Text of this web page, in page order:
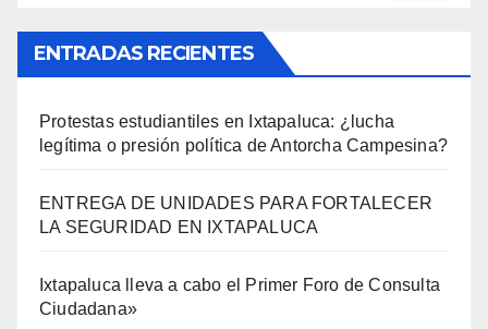
ENTRADAS RECIENTES
Protestas estudiantiles en Ixtapaluca: ¿lucha
legítima o presión política de Antorcha Campesina?
ENTREGA DE UNIDADES PARA FORTALECER
LA SEGURIDAD EN IXTAPALUCA
Ixtapaluca lleva a cabo el Primer Foro de Consulta
Ciudadana»